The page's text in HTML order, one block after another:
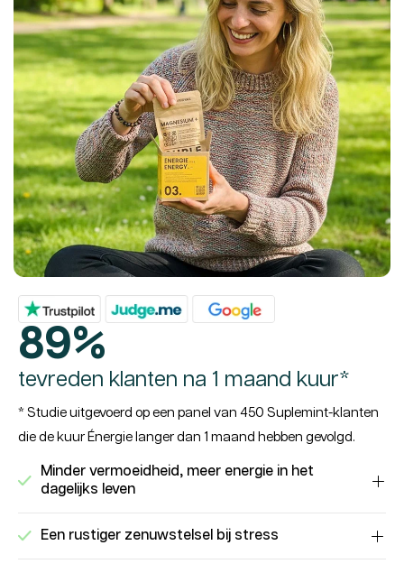
89%
tevreden klanten na 1 maand kuur*
* Studie uitgevoerd op een panel van 450 Suplemint-klanten
die de kuur Énergie langer dan 1 maand hebben gevolgd.
Minder vermoeidheid, meer energie in het
dagelijks leven
Een rustiger zenuwstelsel bij stress